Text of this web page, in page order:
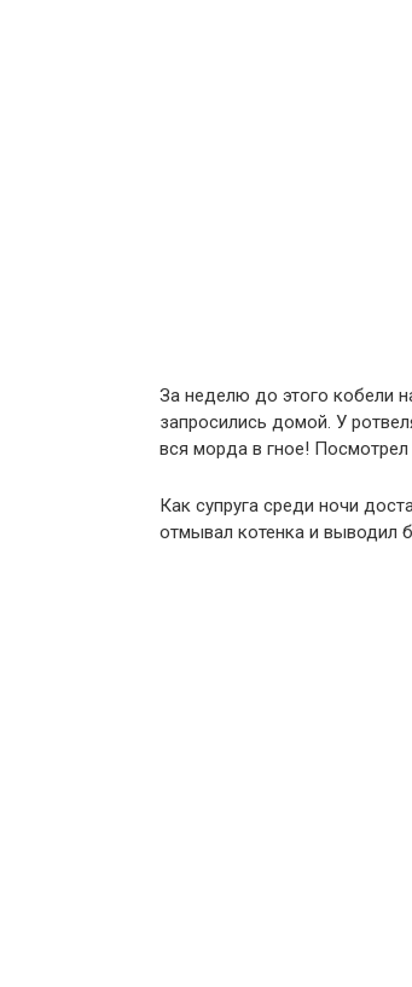
За неделю до этого кобели
запросились домой. У
вся морда в гное!
Как супруга среди ночи
отмывал котенка и выводил